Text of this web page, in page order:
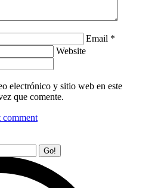
Email *
Website
electrónico y sitio web en este
que comente.
comment